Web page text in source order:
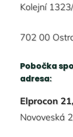
Kolejní
702 00
Pobočka
adresa:
Elprocon
Novoveská